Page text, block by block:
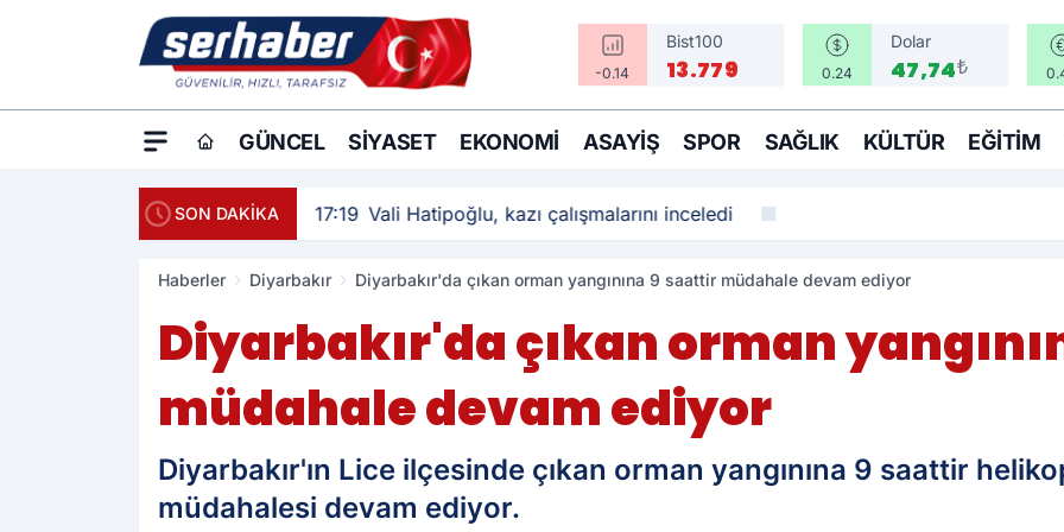
-0.14
Bist100
13.779 0.24
Dolar
47,74₺
GÜNCEL SIYASET EKONOMI ASAYIŞ SPOR SAĞLIK KÜLTÜR EĞITIM
SON DAKİKA 17:19 Vali Hatipoğlu, kazı çalışmalarını inceledi
Haberler Diyarbakır Diyarbakır'da çıkan orman yangınına 9 saattir müdahale devam ediyor
Diyarbakır'da çıkan orman
müdahale devam ediyor
Diyarbakır'ın Lice ilçesinde çıkan orman yangınına 9 saattir
müdahalesi devam ediyor.